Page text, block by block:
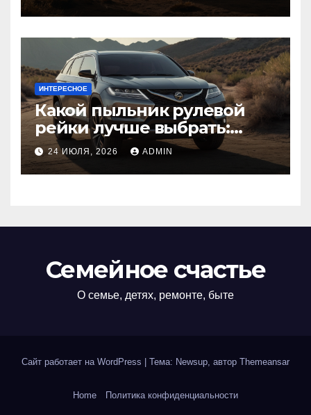
ИНТЕРЕСНОЕ
Какой пыльник рулевой
рейки лучше выбрать:
оригинальный или аналог,
резина или полиуретан
24 ИЮЛЯ, 2026 ADMIN
Семейное счастье
О семье, детях, ремонте, быте
Сайт работает на WordPress Тема: Newsup, автор Themeansar
Home Политика конфиденциальности